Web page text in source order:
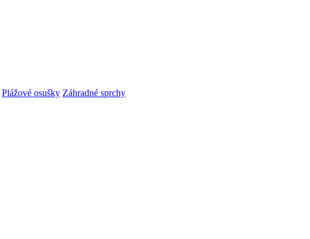
Plážové osušky Záhradné sprchy